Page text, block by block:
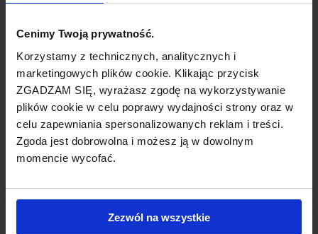
Cenimy Twoją prywatność.
Korzystamy z technicznych, analitycznych i
marketingowych plików cookie. Klikając przycisk
ZGADZAM SIĘ, wyrażasz zgodę na wykorzystywanie
plików cookie w celu poprawy wydajności strony oraz w
celu zapewniania spersonalizowanych reklam i treści.
Zgoda jest dobrowolna i możesz ją w dowolnym
momencie wycofać.
Zezwól na wszystkie
W terminalu glównym znajduje się punkt
dost. pod nr tel.: +30 22860 28405, bądź
droga mailową: kasrtl@otenet.gr.
Hotele
Sprawdź hotele w Booking.com
GRECJA - lotniska